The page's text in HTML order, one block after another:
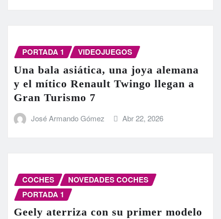
PORTADA 1 VIDEOJUEGOS
Una bala asiática, una joya alemana
y el mítico Renault Twingo llegan a
Gran Turismo 7
José Armando Gómez Abr 22, 2026
COCHES
NOVEDADES COCHES
PORTADA 1
Geely aterriza con su primer modelo